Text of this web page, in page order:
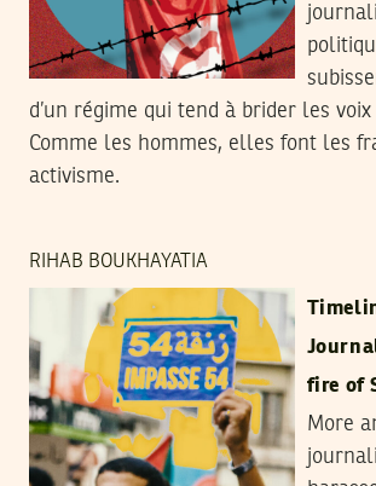
d’un régime qui tend à brider les
Comme les hommes, elles font les
activisme.
RIHAB BOUKHAYATIA
fire of
More